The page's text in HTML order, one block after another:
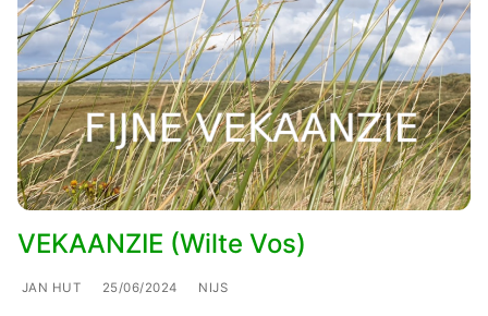
VEKAANZIE (Wilte Vos)
JAN HUT 25/06/2024 NIJS